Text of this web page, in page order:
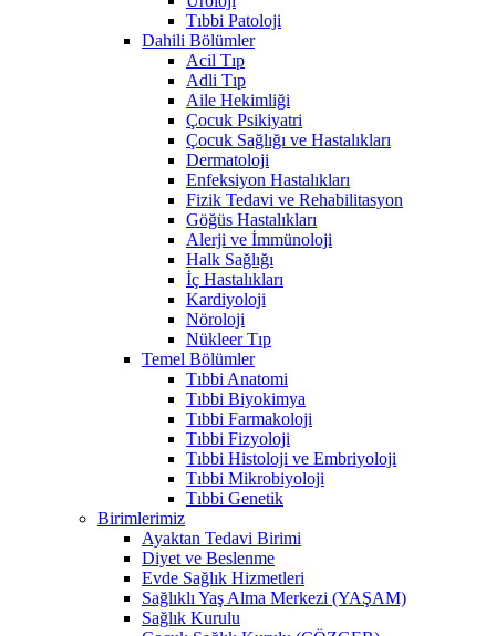
Tıbbi Patoloji
Dahili Bölümler
Acil Tıp
Adli Tıp
Aile Hekimliği
Çocuk Psikiyatri
Çocuk Sağlığı ve Hastalıkları
Dermatoloji
Enfeksiyon Hastalıkları
Fizik Tedavi ve Rehabilitasyon
Göğüs Hastalıkları
Alerji ve İmmünoloji
Halk Sağlığı
İç Hastalıkları
Kardiyoloji
Nöroloji
Nükleer Tıp
Temel Bölümler
Tıbbi Anatomi
Tıbbi Biyokimya
Tıbbi Farmakoloji
Tıbbi Fizyoloji
Tıbbi Histoloji ve Embriyoloji
Tıbbi Mikrobiyoloji
Tıbbi Genetik
Birimlerimiz
Ayaktan Tedavi Birimi
Diyet ve Beslenme
Evde Sağlık Hizmetleri
Sağlıklı Yaş Alma Merkezi (YAŞAM)
Sağlık Kurulu